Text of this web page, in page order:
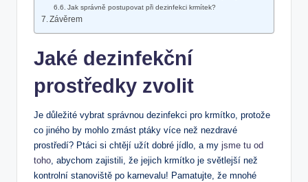
Jak správně postupovat při dezinfekci krmítek?
Závěrem
Jaké dezinfekční
prostředky zvolit
Je důležité vybrat správnou dezinfekci pro krmítko, protože
co jiného by mohlo zmást ptáky více než nezdravé
prostředí? Ptáci si chtějí užít dobré jídlo, a my jsme tu od
toho, abychom zajistili, že jejich krmítko je světlejší než
kontrolní stanoviště po karnevalu! Pamatujte, že mnohé